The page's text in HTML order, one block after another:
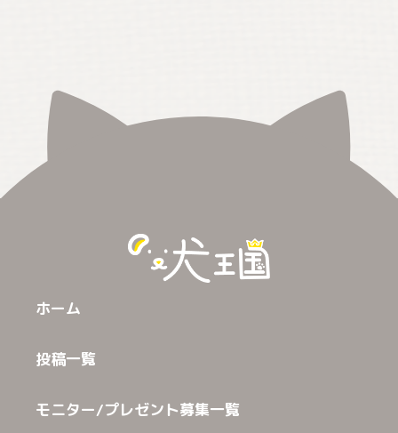
ホーム
投稿一覧
モニター/プレゼント募集一覧